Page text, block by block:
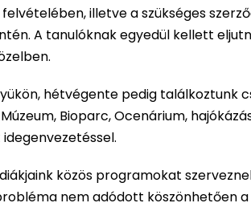
illetve a szükséges
A tanulóknak egyedül kellett
hétvégente pedig találkoztunk
Bioparc, Ocenárium,
közös programokat
nem adódott köszönhetően